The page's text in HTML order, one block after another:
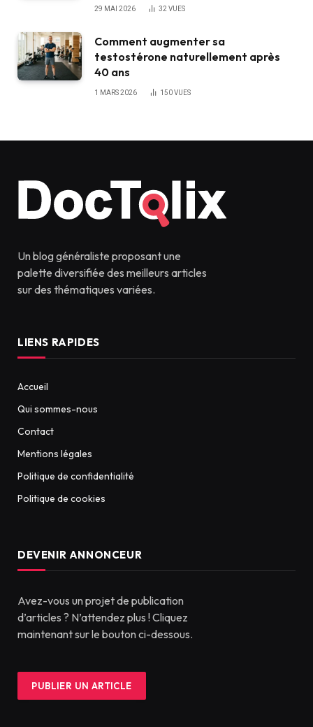
29 MAI 2026 32 VUES
Comment augmenter sa
testostérone naturellement après
40 ans
1 MARS 2026 150VUES
Un blog généraliste proposant une
palette diversifiée des meilleurs articles
sur des thématiques variées.
LIENS RAPIDES
Accueil
Qui sommes-nous
Contact
Mentions légales
Politique de confidentialité
Politique de cookies
DEVENIR ANNONCEUR
Avez-vous un projet de publication
d’articles ? N’attendez plus ! Cliquez
maintenant sur le bouton ci-dessous.
PUBLIER UN ARTICLE